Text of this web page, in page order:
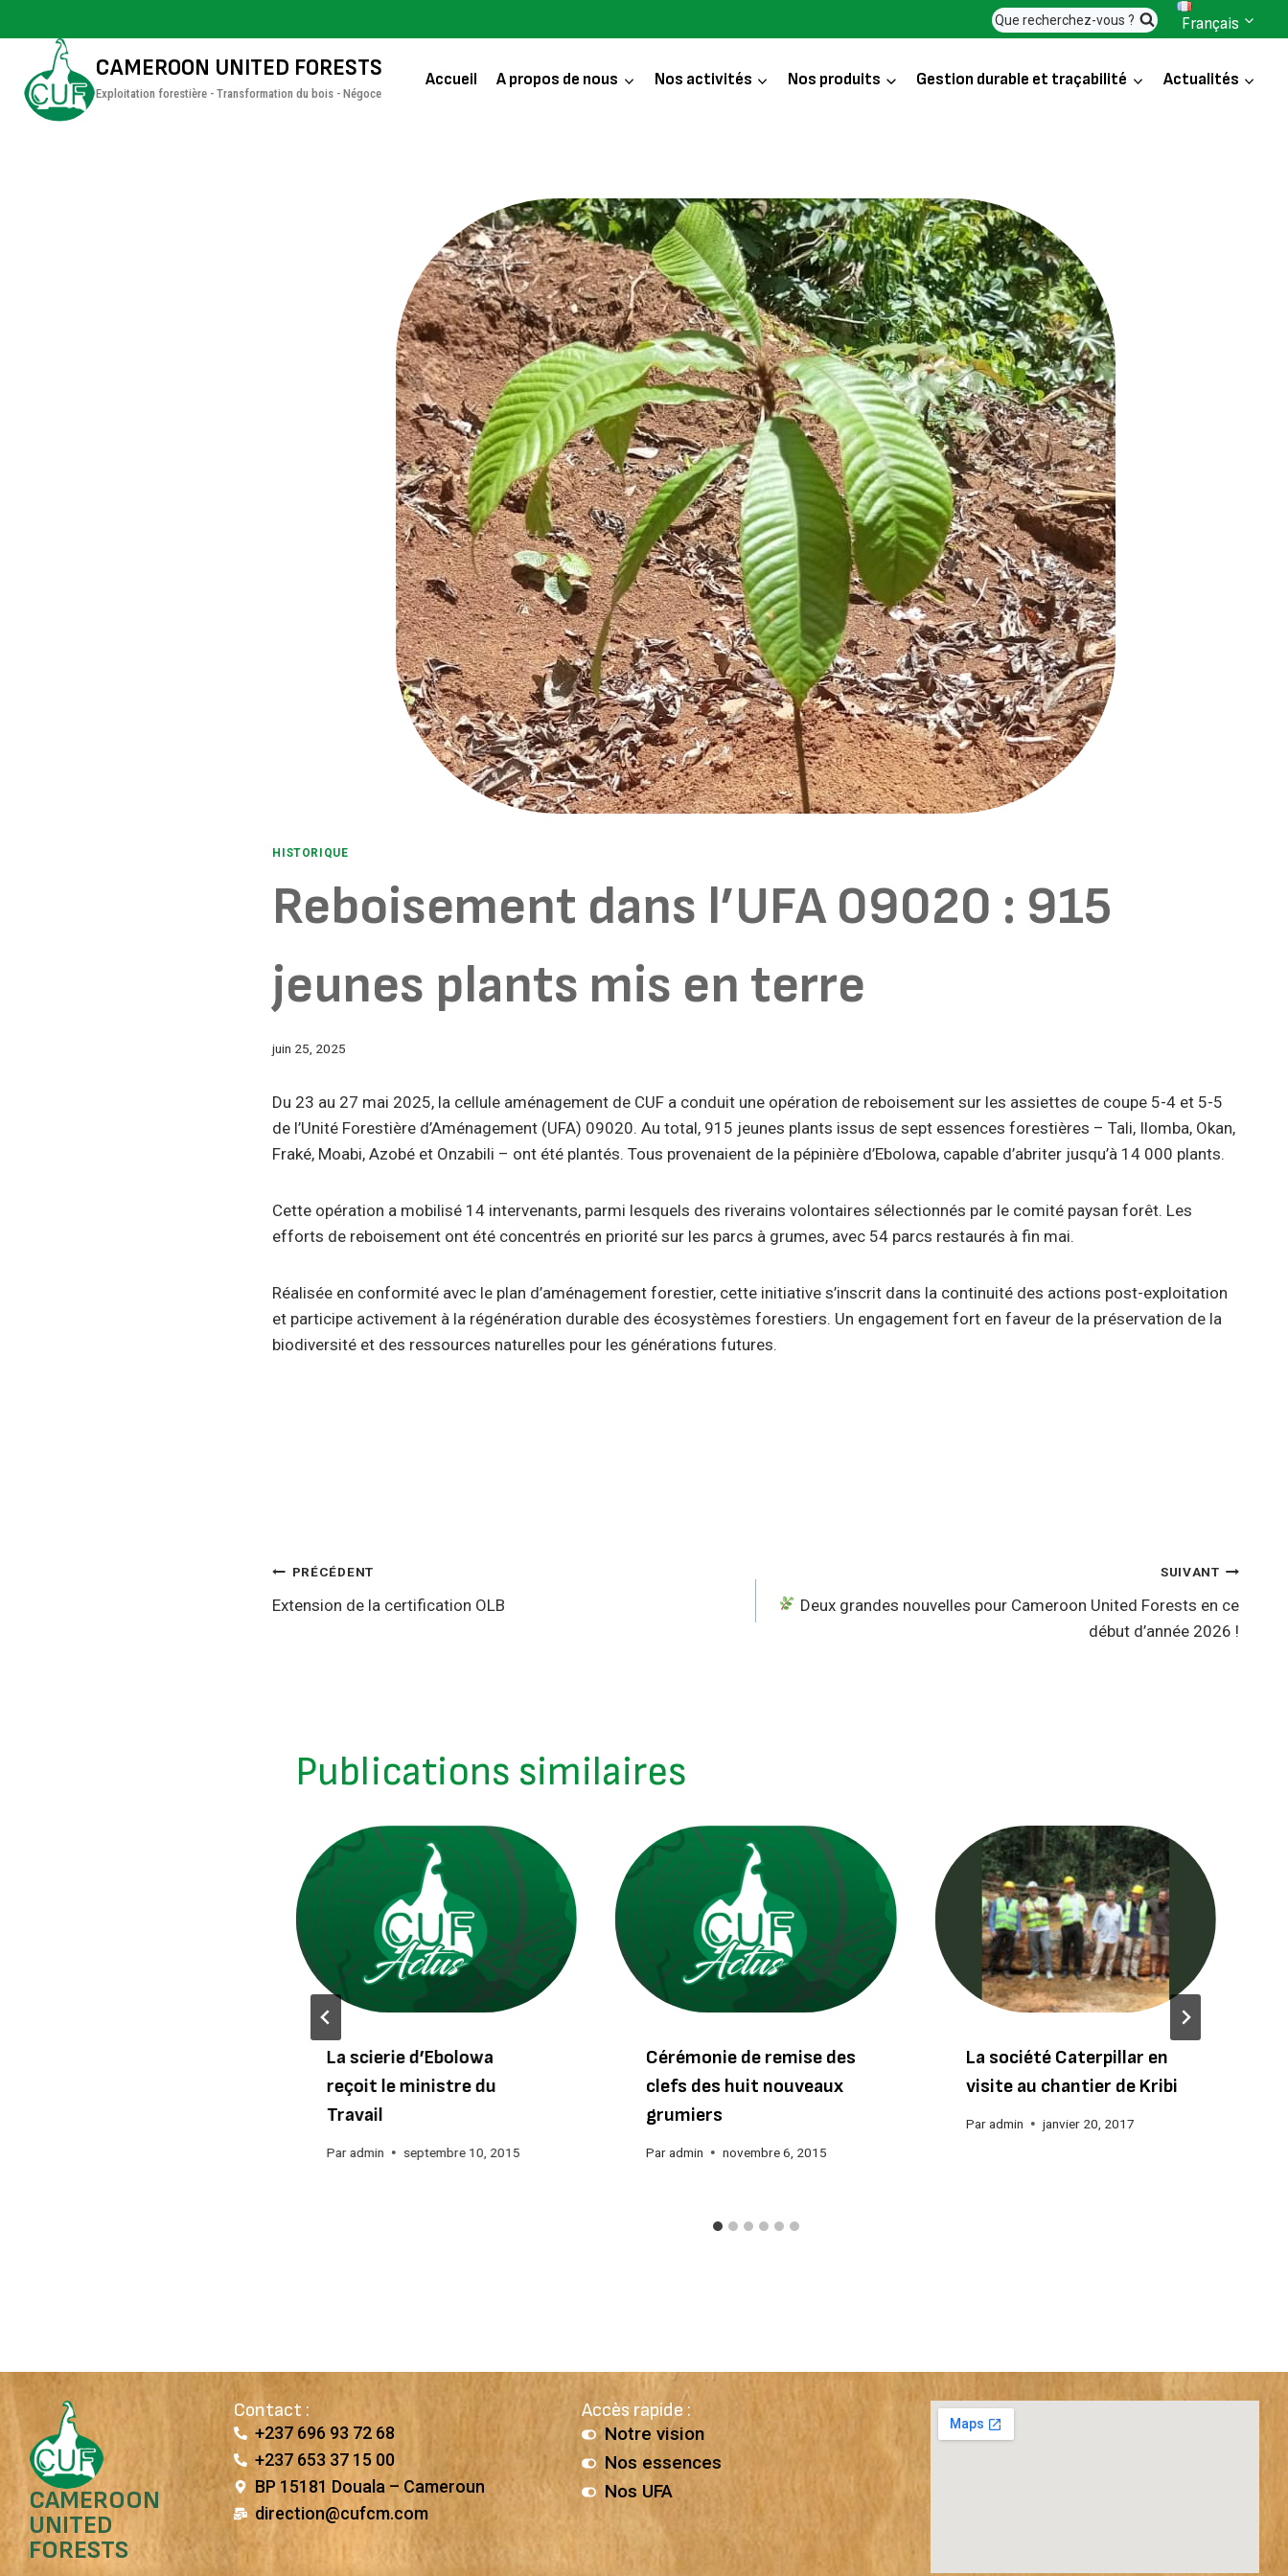
Que recherchez-vous ? Français
CAMEROON UNITED FORESTS
Exploitation forestière - Transformation du bois - Négoce
Accueil A propos de nous Nos activités Nos produits Gestion durable et traçabilité Actualités
HISTORIQUE
Reboisement dans l’UFA 09020 : 915
jeunes plants mis en terre
juin 25, 2025
Du 23 au 27 mai 2025, la cellule aménagement de CUF a conduit une opération de reboisement sur les assiettes de coupe 5-4 et 5-5
de l’Unité Forestière d’Aménagement (UFA) 09020. Au total, 915 jeunes plants issus de sept essences forestières – Tali, Ilomba, Okan,
Fraké, Moabi, Azobé et Onzabili – ont été plantés. Tous provenaient de la pépinière d’Ebolowa, capable d’abriter jusqu’à 14 000 plants.
Cette opération a mobilisé 14 intervenants, parmi lesquels des riverains volontaires sélectionnés par le comité paysan forêt. Les
efforts de reboisement ont été concentrés en priorité sur les parcs à grumes, avec 54 parcs restaurés à fin mai.
Réalisée en conformité avec le plan d’aménagement forestier, cette initiative s’inscrit dans la continuité des actions post-exploitation
et participe activement à la régénération durable des écosystèmes forestiers. Un engagement fort en faveur de la préservation de la
biodiversité et des ressources naturelles pour les générations futures.
PRÉCÉDENT
Extension de la certification OLB
SUIVANT
Deux grandes nouvelles pour Cameroon United Forests en ce
début d’année 2026 !
Publications similaires
La scierie d’Ebolowa
reçoit le ministre du
Travail
Par admin septembre 10, 2015
Cérémonie de remise des
clefs des huit nouveaux
grumiers
Paradmin novembre 6, 2015
La société Caterpillar en
visite au chantier de Kribi
Par admin janvier 20, 2017
CAMEROON
UNITED
FORESTS
Contact :
+237 696 93 72 68
+237 653 37 15 00
BP 15181 Douala – Cameroun
direction@cufcm.com
Accès rapide :
Notre vision
Nos essences
Nos UFA